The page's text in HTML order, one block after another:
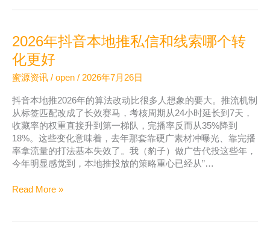
2026年抖音本地推私信和线索哪个转
化更好
蜜源资讯 / open / 2026年7月26日
抖音本地推2026年的算法改动比很多人想象的要大。推流机制
从标签匹配改成了长效赛马，考核周期从24小时延长到7天，
收藏率的权重直接升到第一梯队，完播率反而从35%降到
18%。这些变化意味着，去年那套靠硬广素材冲曝光、靠完播
率拿流量的打法基本失效了。我（豹子）做广告代投这些年，
今年明显感觉到，本地推投放的策略重心已经从”…
2026
Read More »